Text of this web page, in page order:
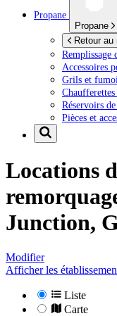
Propane
Propane
Retour au
Remplissage
Accessoires
Grils et
Réservoirs
Pièces et
Locations
Junction,
Modifier
Afficher les
Liste
Carte